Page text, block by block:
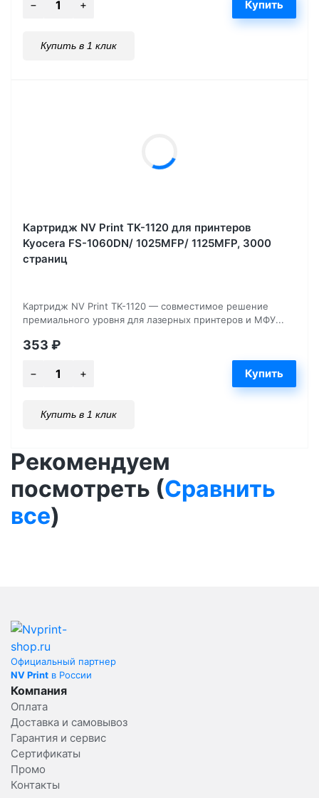
Купить в 1 клик
Картридж NV Print TK-1120 для принтеров
Kyocera FS-1060DN/ 1025MFP/ 1125MFP, 3000
страниц
Картридж NV Print TK-1120 — совместимое решение
премиального уровня для лазерных принтеров и МФУ...
353 ₽
Купить в 1 клик
Рекомендуем
посмотреть (Сравнить
все)
Официальный партнер
NV Print в России
Компания
Оплата
Доставка и самовывоз
Гарантия и сервис
Сертификаты
Промо
Контакты